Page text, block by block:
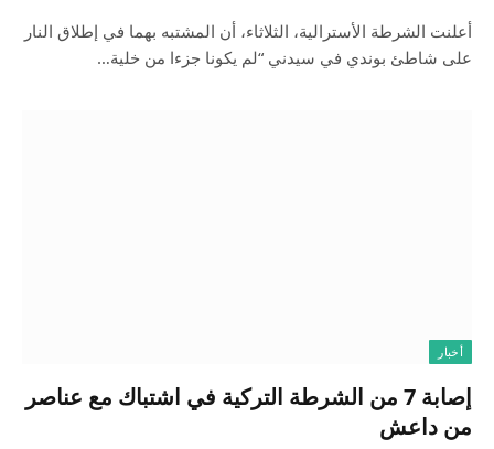
أعلنت الشرطة الأسترالية، الثلاثاء، أن المشتبه بهما في إطلاق النار
على شاطئ بوندي في سيدني “لم يكونا جزءا من خلية…
أخبار
إصابة 7 من الشرطة التركية في اشتباك مع عناصر
من داعش